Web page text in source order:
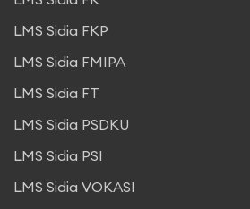
LMS Sidia FKP
LMS Sidia FMIPA
LMS Sidia FT
LMS Sidia PSDKU
LMS Sidia PSI
LMS Sidia VOKASI